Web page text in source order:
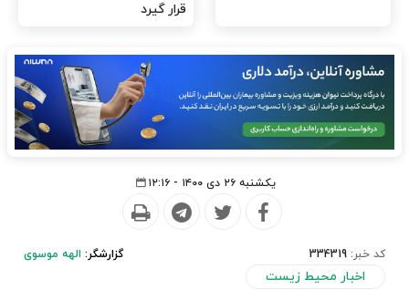
قرار گیرد
یکشنبه ۲۶ دی ۱۴۰۰ - ۱۲:۱۶
کد خبر: 334319
اخبار محیط زیست
گزارشگر: الهه موسوی